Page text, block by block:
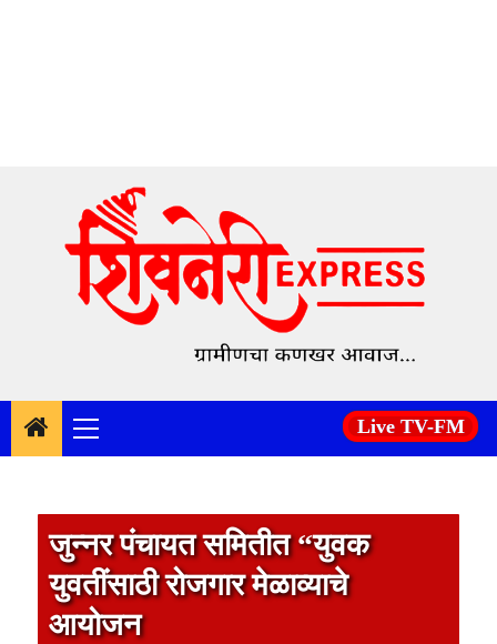
content
Primary
Menu
Live TV-FM
जुन्नर पंचायत समितीत “युवक
युवतींसाठी रोजगार मेळाव्याचे
आयोजन